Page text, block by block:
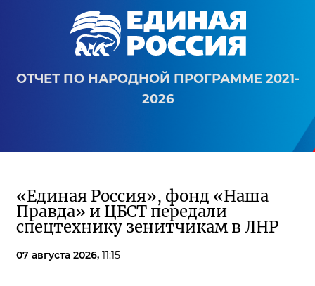
ОТЧЕТ ПО НАРОДНОЙ ПРОГРАММЕ 2021-
2026
«Единая Россия», фонд «Наша
Правда» и ЦБСТ передали
спецтехнику зенитчикам в ЛНР
07 августа 2026, 11:15